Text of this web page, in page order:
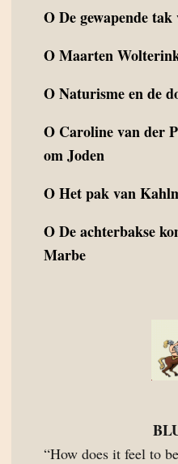
ODe gewapende
OMaarten
ONaturisme en de
O Caroline van der
om Joden
OHet pak van
ODe achterbakse
Marbe
“How does it feel to